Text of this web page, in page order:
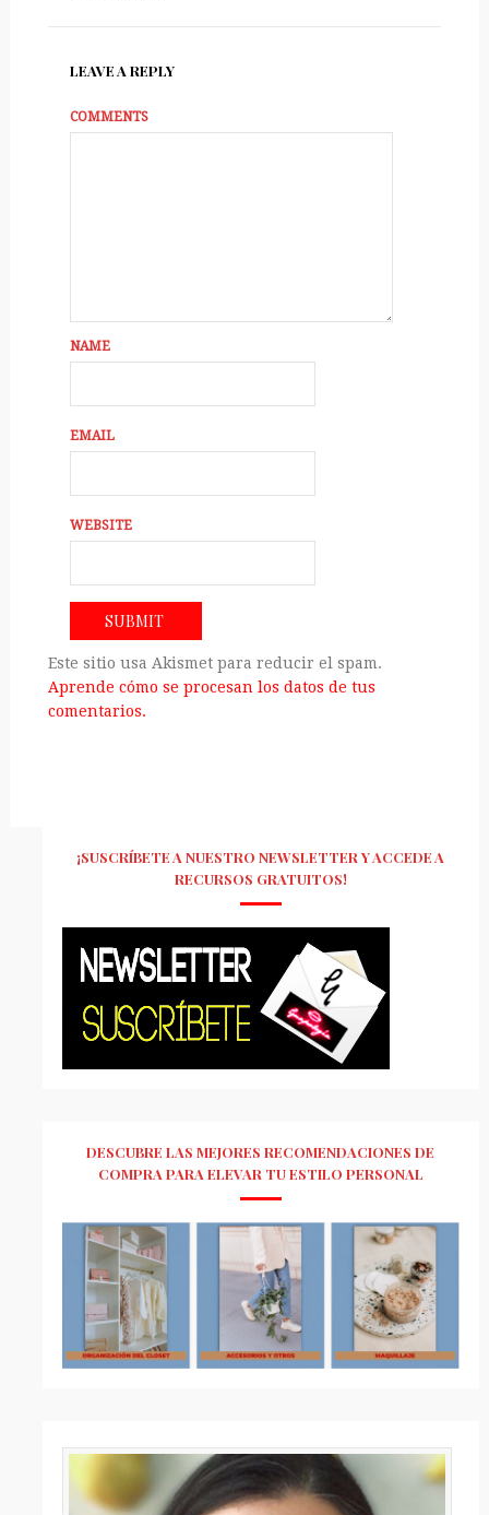
LEAVE A REPLY
COMMENTS
NAME
EMAIL
WEBSITE
Este sitio usa Akismet para reducir el spam.
Aprende cómo se procesan los datos de tus
comentarios.
¡SUSCRÍBETE A NUESTRO NEWSLETTER Y ACCEDE A
RECURSOS GRATUITOS!
DESCUBRE LAS MEJORES RECOMENDACIONES DE
COMPRA PARA ELEVAR TU ESTILO PERSONAL